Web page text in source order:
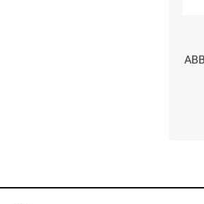
عملگر فن کویل یک کاناله ABB